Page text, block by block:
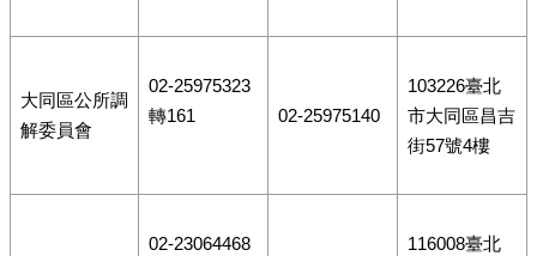
大同區公所調
解委員會
02-25975323
轉161
02-25975140
103226臺北
市大同區昌吉
街57號4樓
02-23064468
116008臺北